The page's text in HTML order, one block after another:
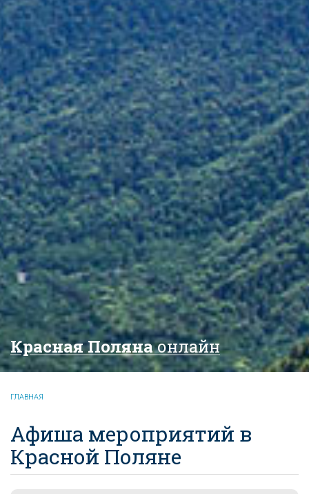
Красная Полянаонлайн
ГЛАВНАЯ
Афиша мероприятий в
Красной Поляне